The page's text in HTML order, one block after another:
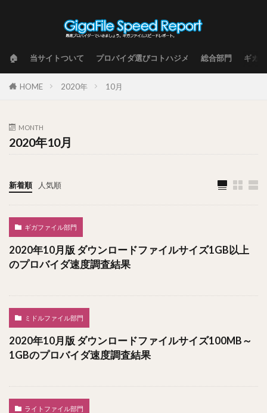
🏠 当サイトついて プロバイダ選びコトハジメ 総合部門 ギガ
HOME 2020年 10月
MONTH
2020年10月
新着順 人気順
ギガファイル部門
2020年10月版 ダウンロードファイルサイズ1GB以上
のプロバイダ速度調査結果
ミドルファイル部門
2020年10月版 ダウンロードファイルサイズ100MB～
1GBのプロバイダ速度調査結果
ライトファイル部門